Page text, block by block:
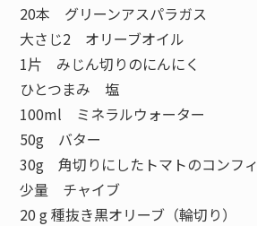
20本 グリーンアスパラガス
大さじ2 オリーブオイル
1片 みじん切りのにんにく
ひとつまみ 塩
100ml ミネラルウォーター
50g バター
30g 角切りにしたトマトのコンフィ
少量 チャイブ
20 g 種抜き黒オリーブ（輪切り）